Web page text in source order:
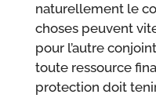
naturellement le
choses peuvent
pour l’autre
toute ressource
protection doit